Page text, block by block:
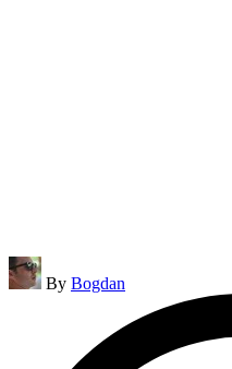
Posted
by
By Bogdan